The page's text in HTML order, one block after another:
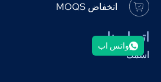
انخفاض MOQS
اتصل بنا
اسمك*
واتس اب